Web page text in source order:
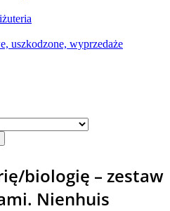
uszkodzone, wyprzedaże
biologię – zestaw
Nienhuis